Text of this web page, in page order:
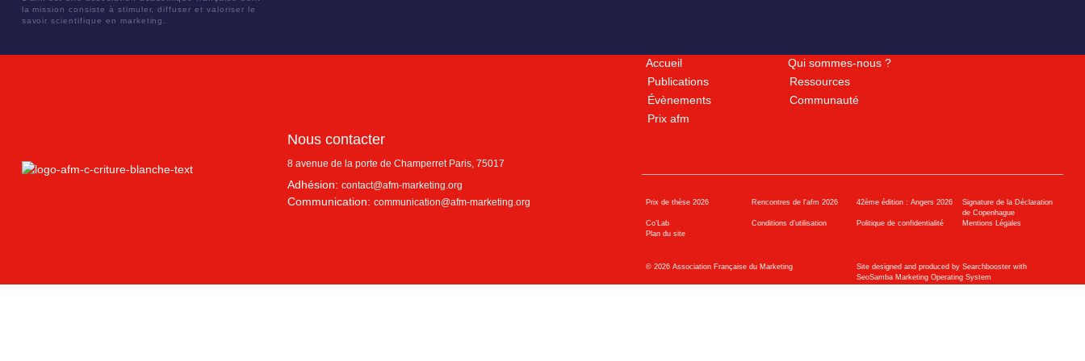
la mission consiste à stimuler, diffuser et valoriser le
savoir scientifique en marketing.
Nous contacter
8 avenue de la porte de Champerret Paris, 75017
Adhésion: contact@afm-marketing.org
Communication: communication@afm-marketing.org
Accueil
Qui sommes-nous ?
Publications
Ressources
Évènements
Communauté
Prix afm
Prix de thèse 2026 Rencontres de l'afm 2026 42ème édition : Angers 2026
Signature de la Déclaration
de Copenhague
Co’Lab
Conditions d’utilisation Politique de confidentialité
Mentions Légales
Plan du site
© 2026Association Française du Marketing
Site designed and produced by Searchbooster with
SeoSamba Marketing Operating System